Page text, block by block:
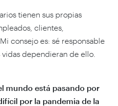
tienen sus propias
clientes,
consejo es: sé responsable
dependieran de ello.
mundo está pasando por
por la pandemia de la